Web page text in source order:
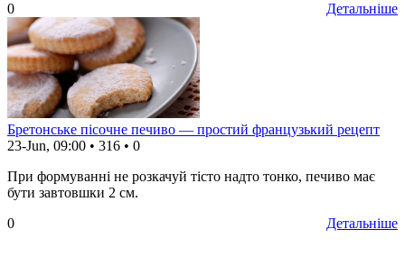
Детальніше
0
Бретонське пісочне печиво — простий французький рецепт
23-Jun, 09:00 • 316 • 0
При формуванні не розкачуй тісто надто тонко, печиво має
бути завтовшки 2 см.
Детальніше
0